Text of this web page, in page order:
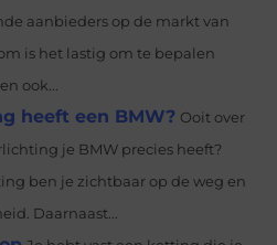
aanbieders op de markt van
is het lastig om te bepalen
ook...
heeft een BMW? Ooit over
je BMW precies heeft?
ben je zichtbaar op de weg en
Daarnaast...